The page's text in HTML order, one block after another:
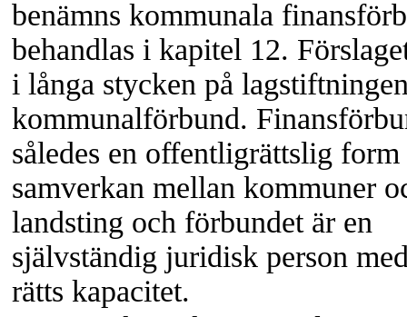
benämns kommunala
behandlas i kapitel 12.
i långa stycken på
kommunalförbund.
således en offentligrättslig
samverkan mellan kommuner
landsting och förbundet är en
självständig juridisk person
rätts kapacitet.